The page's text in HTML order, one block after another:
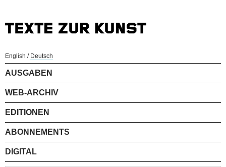
English / Deutsch
AUSGABEN
WEB-ARCHIV
EDITIONEN
ABONNEMENTS
DIGITAL